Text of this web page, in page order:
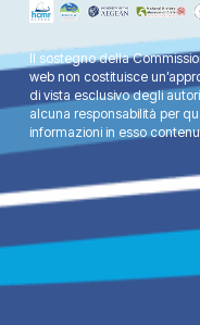
Il sostegno della
web non costituisce
di vista esclusivo degli
alcuna responsabilità per
informazioni in esso